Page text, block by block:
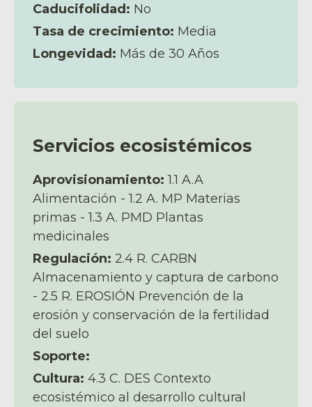
Caducifolidad: No
Tasa de crecimiento: Media
Longevidad: Más de 30 Años
Servicios ecosistémicos
Aprovisionamiento: 1.1 A.A
Alimentación - 1.2 A. MP Materias
primas - 1.3 A. PMD Plantas
medicinales
Regulación: 2.4 R. CARBN
Almacenamiento y captura de carbono
- 2.5 R. EROSIÓN Prevención de la
erosión y conservación de la fertilidad
del suelo
Soporte:
Cultura: 4.3 C. DES Contexto
ecosistémico al desarrollo cultural